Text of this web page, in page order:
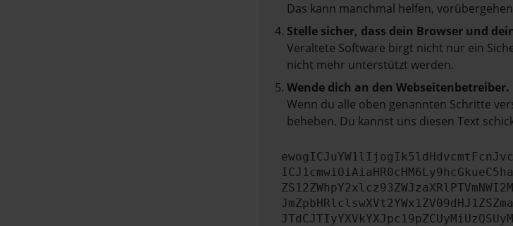
Das kann manchmal helfen,
Stelle sicher, dass dein Browser und
Veraltete Software birgt nicht nur ein
nicht mehr unterstützt werden.
Wende dich an den Webseitenbetreiber.
Wenn du alle oben genannten Schritte
beheben. Du kannst uns diesen Text